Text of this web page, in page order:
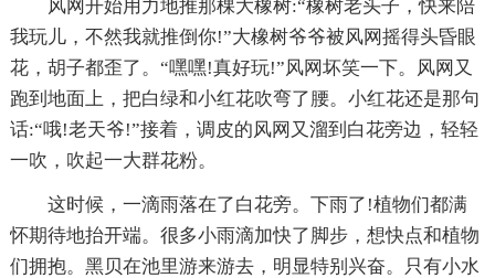
风网开始用力地推那棵大橡树:“橡树老头子，快来陪
我玩儿，不然我就推倒你!”大橡树爷爷被风网摇得头昏眼
花，胡子都歪了。“嘿嘿!真好玩!”风网坏笑一下。风网又
跑到地面上，把白绿和小红花吹弯了腰。小红花还是那句
话:“哦!老天爷!”接着，调皮的风网又溜到白花旁边，轻轻
一吹，吹起一大群花粉。
这时候，一滴雨落在了白花旁。下雨了!植物们都满
怀期待地抬开端。很多小雨滴加快了脚步，想快点和植物
们拥抱。黑贝在池里游来游去，明显特别兴奋。只有小水